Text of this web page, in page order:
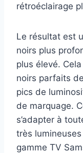
rétroéclairage
Le résultat est
noirs plus
plus élevé.
noirs parfaits
pics de
de marquage.
s’adapter à
très
gamme TV